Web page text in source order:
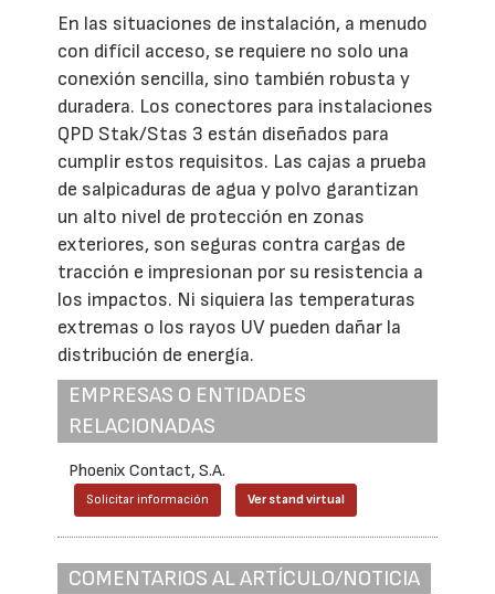
En las situaciones de instalación, a menudo
con difícil acceso, se requiere no solo una
conexión sencilla, sino también robusta y
duradera. Los conectores para instalaciones
QPD Stak/Stas 3 están diseñados para
cumplir estos requisitos. Las cajas a prueba
de salpicaduras de agua y polvo garantizan
un alto nivel de protección en zonas
exteriores, son seguras contra cargas de
tracción e impresionan por su resistencia a
los impactos. Ni siquiera las temperaturas
extremas o los rayos UV pueden dañar la
distribución de energía.
EMPRESAS O ENTIDADES
RELACIONADAS
Phoenix Contact, S.A.
Solicitar información Ver stand virtual
COMENTARIOS AL ARTÍCULO/NOTICIA